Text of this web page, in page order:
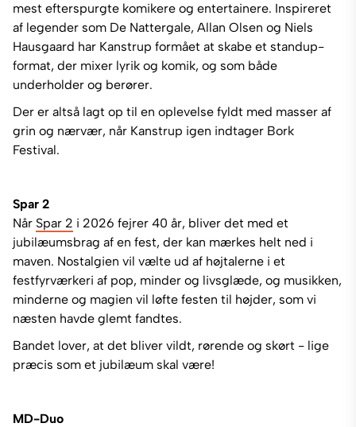
mest efterspurgte komikere og entertainere. Inspireret
af legender som De Nattergale, Allan Olsen og Niels
Hausgaard har Kanstrup formået at skabe et standup-
format, der mixer lyrik og komik, og som både
underholder og berører.
Der er altså lagt op til en oplevelse fyldt med masser af
grin og nærvær, når Kanstrup igen indtager Bork
Festival.
Spar 2
Når Spar 2 i 2026 fejrer 40 år, bliver det med et
jubilæumsbrag af en fest, der kan mærkes helt ned i
maven. Nostalgien vil vælte ud af højtalerne i et
festfyrværkeri af pop, minder og livsglæde, og musikken,
minderne og magien vil løfte festen til højder, som vi
næsten havde glemt fandtes.
Bandet lover, at det bliver vildt, rørende og skørt - lige
præcis som et jubilæum skal være!
MD-Duo